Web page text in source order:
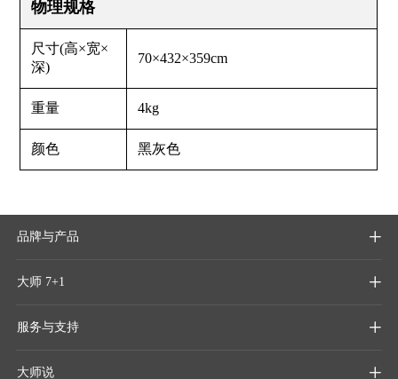
物理规格
尺寸(高×宽×
深)
70×432×359cm
重量 4kg
颜色 黑灰色
品牌与产品 
大师 7+1 
服务与支持 
大师说 